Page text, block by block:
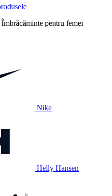
Îmbrăcăminte pentru femei
Nike
Helly Hansen